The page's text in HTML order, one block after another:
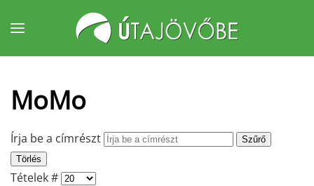
Fő tartalom átugrása
MoMo
Írja be a címrészt
Szűrő
Törlés
Tételek #